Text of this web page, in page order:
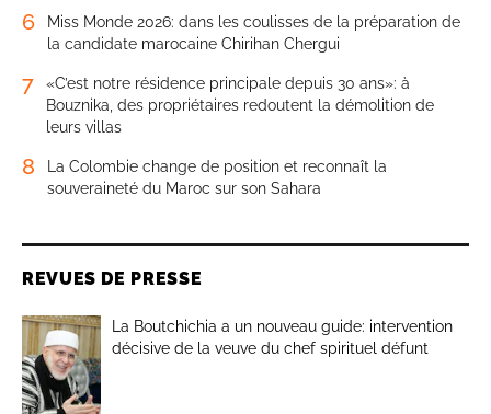
6
Miss Monde 2026: dans les coulisses de la préparation de
la candidate marocaine Chirihan Chergui
7
«C’est notre résidence principale depuis 30 ans»: à
Bouznika, des propriétaires redoutent la démolition de
leurs villas
8
La Colombie change de position et reconnaît la
souveraineté du Maroc sur son Sahara
REVUES DE PRESSE
La Boutchichia a un nouveau guide: intervention
décisive de la veuve du chef spirituel défunt